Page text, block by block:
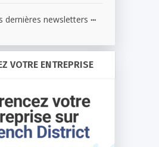
dernières newsletters ...
VOTRE ENTREPRISE